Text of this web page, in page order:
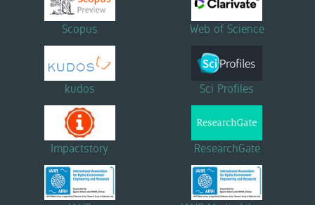
Scopus Web of Science
kudos Sci Profiles
Impactstory ResearchGate